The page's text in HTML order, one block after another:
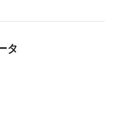
タ